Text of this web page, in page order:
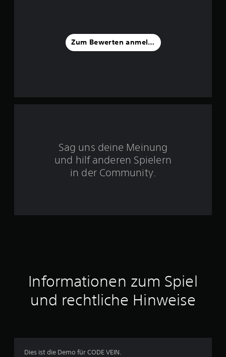
5
u
s
7
Zum Bewerten anmelden
Sag uns deine Meinung
und hilf anderen Spielern
in der Community.
Informationen zum Spiel
und rechtliche Hinweise
Dies ist die Demo für CODE VEIN.